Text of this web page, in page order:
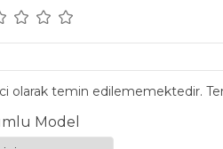
olarak temin edilememektedir.
Model